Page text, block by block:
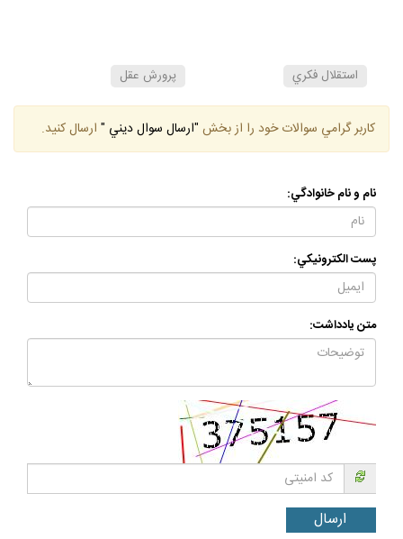
استقلال فكري پرورش عقل
كاربر گرامي سوالات خود را از بخش "ارسال سوال ديني " ارسال كنيد.
نام و نام خانوادگي:
پست الكترونيكي:
متن يادداشت: